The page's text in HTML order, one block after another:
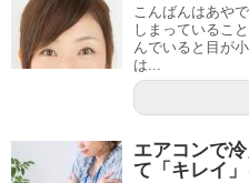
こんばんはあや
しまっているこ
んでいると目が
は...
エアコンで
て「キレイ」